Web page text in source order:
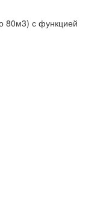
80м3) с функцией